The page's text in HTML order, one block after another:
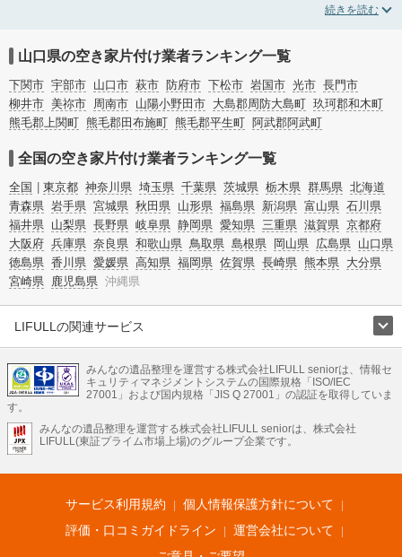
た実家の片付けや、相続したが住む予定のない親の家の不用品の処分・回収・引
などの絞り込み条件を利用し検索してみましょう。
また家一軒まるごとの掃除方法・空家対策特別措置法の法改正に伴う空き家の片
付けについての情報も豊富です。
山口県の空き家片付け業者ランキング一覧
下関市 宇部市 山口市 萩市 防府市 下松市 岩国市 光市 長門市
柳井市 美祢市 周南市 山陽小野田市 大島郡周防大島町 玖珂郡和木町
熊毛郡上関町 熊毛郡田布施町 熊毛郡平生町 阿武郡阿武町
全国の空き家片付け業者ランキング一覧
全国 東京都 神奈川県 埼玉県 千葉県 茨城県 栃木県 群馬県 北海道
青森県 岩手県 宮城県 秋田県 山形県 福島県 新潟県 富山県 石川県
福井県 山梨県 長野県 岐阜県 静岡県 愛知県 三重県 滋賀県 京都府
大阪府 兵庫県 奈良県 和歌山県 鳥取県 島根県 岡山県 広島県 山口県
徳島県 香川県 愛媛県 高知県 福岡県 佐賀県 長崎県 熊本県 大分県
宮崎県 鹿児島県 沖縄県
LIFULLの関連サービス
不動産・住宅
引越し 老人ホーム 地方創生 ママの就労支援
不動産クラウドファンディング 遺品整理 老後の暮らし情報
LIFULL HOME'Sのサービス
不動産・住宅
不動産査定 マンション専門売却査定 不動産投資 アドバイザー
不動産アーカイブ
空き家バンク 家賃相場 不動産会社
まちむすび
不動産用語集 住まいのお役立ち情報
LIFULL HOME'S PRESS
アプリ 不動産データ 不動産転職
みんなの遺品整理を運営する株式会社LIFULL seniorは、情報セ
キュリティマネジメントシステムの国際規格「ISO/IEC
27001」および国内規格「JIS Q 27001」の認証を取得していま
す。
みんなの遺品整理を運営する株式会社LIFULL seniorは、株式会社
LIFULL(東証プライム市場上場)のグループ企業です。
サービス利用規約
個人情報保護方針について
評価・口コミガイドライン
運営会社について